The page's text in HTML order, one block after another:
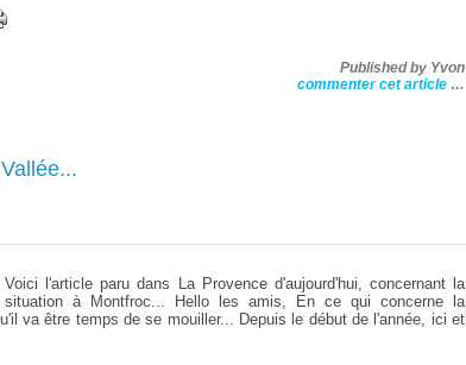
Published by Yvon
commenter cet article …
Voici l'article paru dans La Provence d'aujourd'hui, concernant la
situation à Montfroc... Hello les amis, En ce qui concerne la
va être temps de se mouiller... Depuis le début de l'année, ici et